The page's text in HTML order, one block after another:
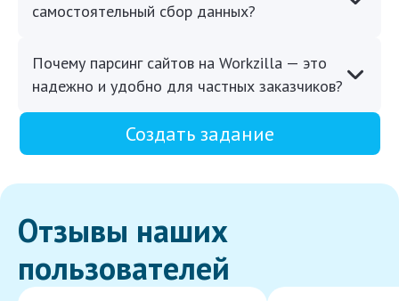
самостоятельный сбор данных?
Почему парсинг сайтов на Workzilla — это
надежно и удобно для частных заказчиков?
Создать задание
Отзывы наших
пользователей